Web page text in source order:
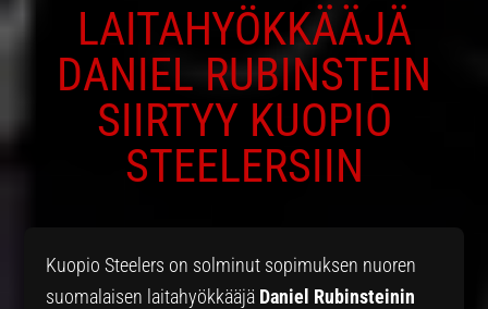
LAITAHYÖKKÄÄJÄ
DANIEL RUBINSTEIN
SIIRTYY KUOPIO
STEELERSIIN
Kuopio Steelers on solminut sopimuksen nuoren
suomalaisen laitahyökkääjä Daniel Rubinsteinin